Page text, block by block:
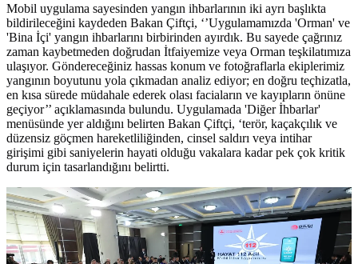
Mobil uygulama sayesinden yangın ihbarlarının iki ayrı başlıkta
bildirileceğini kaydeden Bakan Çiftçi, ‘’Uygulamamızda 'Orman' ve
'Bina İçi' yangın ihbarlarını birbirinden ayırdık. Bu sayede çağrınız
zaman kaybetmeden doğrudan İtfaiyemize veya Orman teşkilatımıza
ulaşıyor. Göndereceğiniz hassas konum ve fotoğraflarla ekiplerimiz
yangının boyutunu yola çıkmadan analiz ediyor; en doğru teçhizatla,
en kısa sürede müdahale ederek olası faciaların ve kayıpların önüne
geçiyor’’ açıklamasında bulundu. Uygulamada 'Diğer İhbarlar'
menüsünde yer aldığını belirten Bakan Çiftçi, ‘terör, kaçakçılık ve
düzensiz göçmen hareketliliğinden, cinsel saldırı veya intihar
girişimi gibi saniyelerin hayati olduğu vakalara kadar pek çok kritik
durum için tasarlandığını belirtti.